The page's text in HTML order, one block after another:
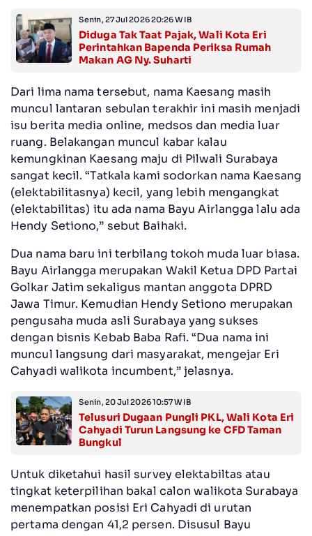
Senin, 27 Jul 2026 20:26 WIB
Diduga Tak Taat Pajak, Wali Kota Eri
Perintahkan Bapenda Periksa Rumah
Makan AG Ny. Suharti
Dari lima nama tersebut, nama Kaesang masih
muncul lantaran sebulan terakhir ini masih menjadi
isu berita media online, medsos dan media luar
ruang. Belakangan muncul kabar kalau
kemungkinan Kaesang maju di Pilwali Surabaya
sangat kecil. “Tatkala kami sodorkan nama Kaesang
(elektabilitasnya) kecil, yang lebih mengangkat
(elektabilitas) itu ada nama Bayu Airlangga lalu ada
Hendy Setiono,” sebut Baihaki.
Dua nama baru ini terbilang tokoh muda luar biasa.
Bayu Airlangga merupakan Wakil Ketua DPD Partai
Golkar Jatim sekaligus mantan anggota DPRD
Jawa Timur. Kemudian Hendy Setiono merupakan
pengusaha muda asli Surabaya yang sukses
dengan bisnis Kebab Baba Rafi. “Dua nama ini
muncul langsung dari masyarakat, mengejar Eri
Cahyadi walikota incumbent,” jelasnya.
Senin, 20 Jul 2026 10:57 WIB
Telusuri Dugaan Pungli PKL, Wali Kota Eri
Cahyadi Turun Langsung ke CFD Taman
Bungkul
Untuk diketahui hasil survey elektabiltas atau
tingkat keterpilihan bakal calon walikota Surabaya
menempatkan posisi Eri Cahyadi di urutan
pertama dengan 41,2 persen. Disusul Bayu